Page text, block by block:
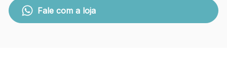
(47) 3348-4609
Fale com a loja